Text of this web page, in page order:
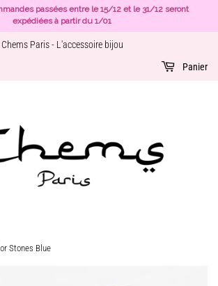
passées entre le 15/12 et le 31/12 seront
expédiées à partir du 1/01
Chems Paris - L'accessoire bijou
Panier
Stones Blue